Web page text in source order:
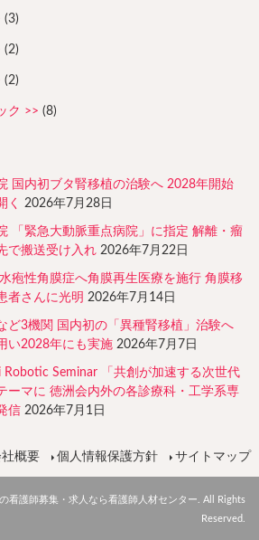
(3)
(2)
(2)
ク (8)
国内初ブタ腎移植の治験へ 2028年開始
く
2026年7月28日
「緊急大動脈重点病院」に指定 解離・瘤
で搬送受け入れ 2026年7月22日
疱性角膜症へ角膜再生医療を施行 角膜移
者さんに光明 2026年7月14日
ど3機関 国内初の「異種腎移植」治験へ
い2028年にも実施 2026年7月7日
Robotic Seminar 「共創が加速する次世代
ーマに 徳洲会内外の各診療科・工学系専
信 2026年7月1日
概要 個人情報保護方針 サイトマップ
看護師募集・求人なら看護師人材センター. All Rights
Reserved.